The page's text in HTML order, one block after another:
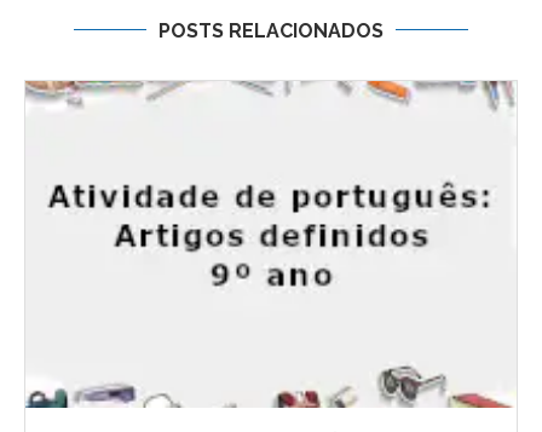
POSTS RELACIONADOS